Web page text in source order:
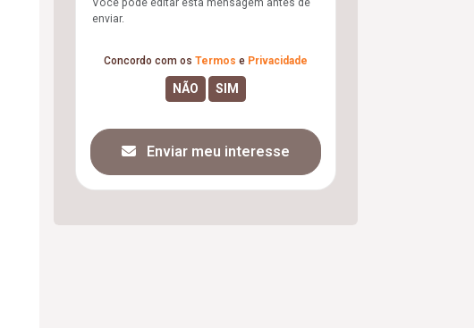
Você pode editar esta mensagem antes de
enviar.
Concordo com os Termos e Privacidade
Enviar meu interesse